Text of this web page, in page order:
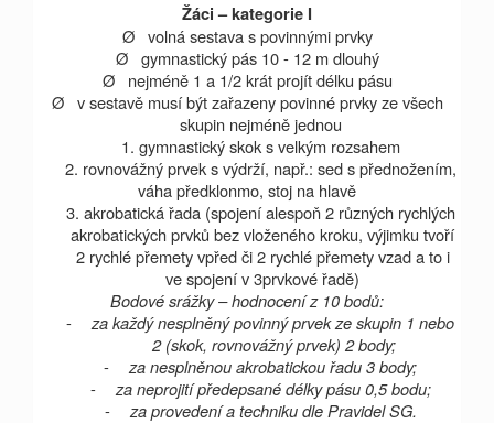
Žáci – kategorie I
Ø volná sestava s povinnými prvky
Ø gymnastický pás 10 - 12 mdlouhý
Ø
nejméně 1 a1/2 krát projít délku pásu
Ø v sestavě musí být zařazeny povinné prvky ze všech
skupin nejméně jednou
1. gymnastický skok s velkým rozsahem
2. rovnovážný prvek s výdrží, např.: sed s přednožením,
váha předklonmo, stoj na hlavě
3. akrobatická řada (spojení alespoň 2 různých rychlých
akrobatických prvků bez vloženého kroku, výjimku tvoří
2 rychlé přemety vpřed či 2 rychlé přemety vzad a to i
ve spojení v 3prvkové řadě)
Bodové srážky – hodnocení z 10 bodů:
-
za každý nesplněný povinný prvek ze skupin 1 nebo
2 (skok, rovnovážný prvek) 2 body;
-
za nesplněnou akrobatickou řadu 3 body;
-
za neprojití předepsané délky pásu 0,5 bodu;
-
za provedení a techniku dle Pravidel SG.